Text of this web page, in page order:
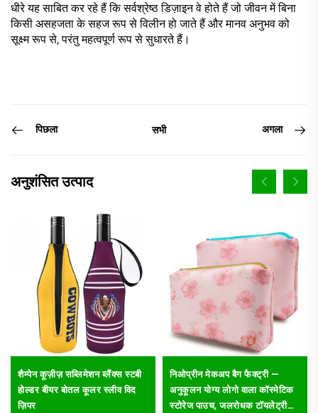
धीरे यह साबित कर रहे हैं कि सर्वश्रेष्ठ डिज़ाइन वे होते हैं जो जीवन में बिना
किसी असहजता के सहज रूप से विलीन हो जाते हैं और मानव अनुभव को
सूक्ष्म रूप से, परंतु महत्वपूर्ण रूप से सुधारते हैं।
पिछला सभी अगला
अनुशंसित उत्पाद
शैम्पेन कूज़ीज़ सब्लिमेशन ब्लैंक्स स्टबी
होल्डर बीयर बोतल कूलर स्लीव विद
ज़िपर
निओप्रीन मेकअप बैग फैक्ट्री —
अनुकूलन योग्य लोगो वाला कॉस्मेटिक
स्टोरेज पाउच, जलरोधक टॉयलेट्री